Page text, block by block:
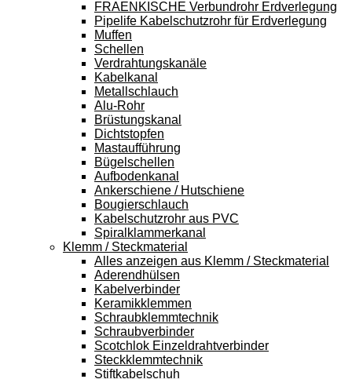
FRAENKISCHE Verbundrohr Erdverlegung
Pipelife Kabelschutzrohr für Erdverlegung
Muffen
Schellen
Verdrahtungskanäle
Kabelkanal
Metallschlauch
Alu-Rohr
Brüstungskanal
Dichtstopfen
Mastaufführung
Bügelschellen
Aufbodenkanal
Ankerschiene / Hutschiene
Bougierschlauch
Kabelschutzrohr aus PVC
Spiralklammerkanal
Klemm / Steckmaterial
Alles anzeigen aus Klemm / Steckmaterial
Aderendhülsen
Kabelverbinder
Keramikklemmen
Schraubklemmtechnik
Schraubverbinder
Scotchlok Einzeldrahtverbinder
Steckklemmtechnik
Stiftkabelschuh